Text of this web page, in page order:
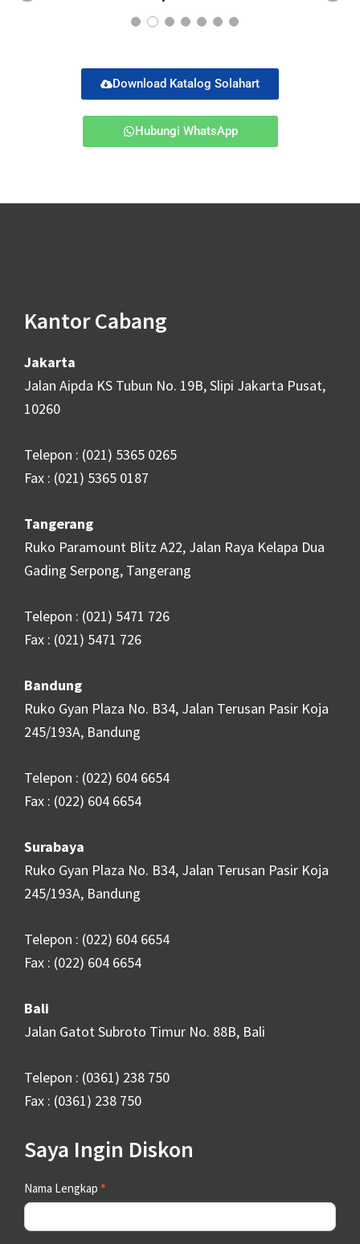
Download Katalog Solahart
Hubungi WhatsApp
Kantor Cabang
Jakarta
Jalan Aipda KS Tubun No. 19B, Slipi Jakarta Pusat,
10260
Telepon : (021) 5365 0265
Fax : (021) 5365 0187
Tangerang
Ruko Paramount Blitz A22, Jalan Raya Kelapa Dua
Gading Serpong, Tangerang
Telepon : (021) 5471 726
Fax : (021) 5471 726
Bandung
Ruko Gyan Plaza No. B34, Jalan Terusan Pasir Koja
245/193A, Bandung
Telepon : (022) 604 6654
Fax : (022) 604 6654
Surabaya
Ruko Gyan Plaza No. B34, Jalan Terusan Pasir Koja
245/193A, Bandung
Telepon : (022) 604 6654
Fax : (022) 604 6654
Bali
Jalan Gatot Subroto Timur No. 88B, Bali
Telepon : (0361) 238 750
Fax : (0361) 238 750
Saya Ingin Diskon
Contact
Us
Nama Lengkap *